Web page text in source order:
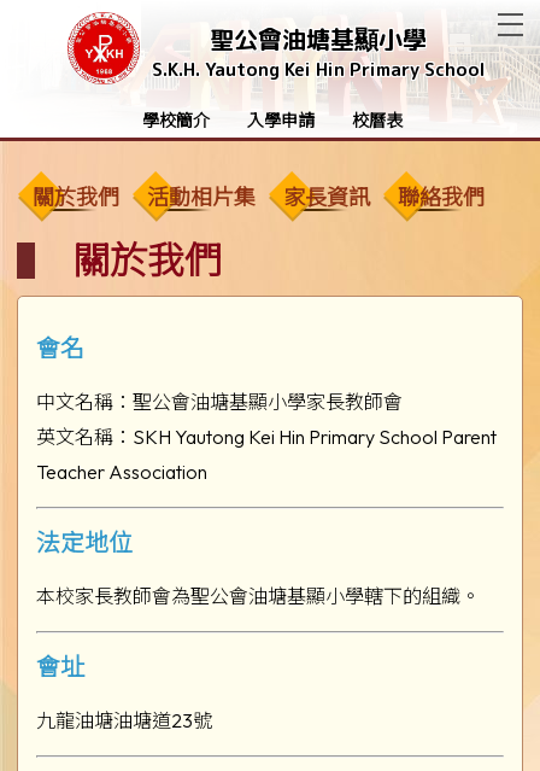
聖公會油塘基顯小學
S.K.H. Yautong Kei Hin Primary School
學校簡介 入學申請 校曆表
關於我們 活動相片集 家長資訊 聯絡我們
關於我們
會名
中文名稱：聖公會油塘基顯小學家長教師會
英文名稱：SKH Yautong Kei Hin Primary School Parent
Teacher Association
法定地位
本校家長教師會為聖公會油塘基顯小學轄下的組織。
會址
九龍油塘油塘道23號